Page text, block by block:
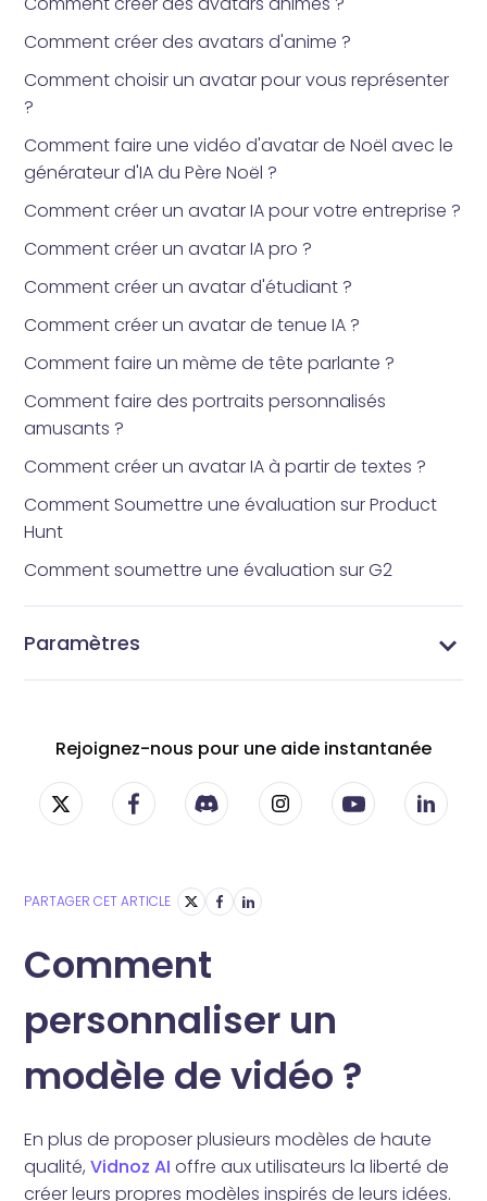
Comment créer des avatars d'anime ?
Comment choisir un avatar pour vous représenter
?
Comment faire une vidéo d'avatar de Noël avec le
générateur d'IA du Père Noël ?
Comment créer un avatar IA pour votre entreprise ?
Comment créer un avatar IA pro ?
Comment créer un avatar d'étudiant ?
Comment créer un avatar de tenue IA ?
Comment faire un mème de tête parlante ?
Comment faire des portraits personnalisés
amusants ?
Comment créer un avatar IA à partir de textes ?
Comment Soumettre une évaluation sur Product
Hunt
Comment soumettre une évaluation sur G2
Paramètres
Rejoignez-nous pour une aide instantanée
PARTAGER CET ARTICLE
Comment
personnaliser un
modèle de vidéo ?
En plus de proposer plusieurs modèles de haute
qualité,Vidnoz AI offre aux utilisateurs la liberté de
créer leurs propres modèles inspirés de leurs idées.